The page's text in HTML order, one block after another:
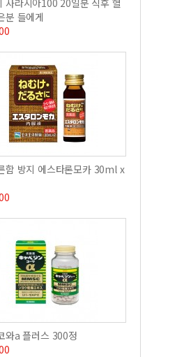
사라시아100 20일분 식후 혈
분 들에게
함 방지 에스타론모카 30ml x
와a 플러스 300정